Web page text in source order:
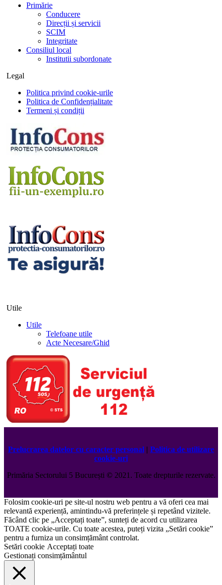
Primărie
Conducere
Direcții și servicii
SCIM
Integritate
Consiliul local
Institutii subordonate
Legal
Politica privind cookie-urile
Politica de Confidențialitate
Termeni și condiții
Utile
Utile
Telefoane utile
Acte Necesare/Ghid
Prelucrarea datelor cu caracter personal | Politica de utilizare
cookie-uri
Primăria Sectorului 5 București ©️2021. Toate drepturile rezervate.
Folosim cookie-uri pe site-ul nostru web pentru a vă oferi cea mai
relevantă experiență, amintindu-vă preferințele și repetând vizitele.
Făcând clic pe „Acceptați toate”, sunteți de acord cu utilizarea
TOATE cookie-urile. Cu toate acestea, puteți vizita „Setări cookie”
pentru a furniza un consimțământ controlat.
Setări cookie Acceptați toate
Gestionați consimțământul